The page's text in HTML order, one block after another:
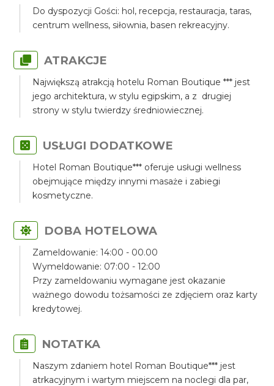
Do dyspozycji Gości: hol, recepcja, restauracja, taras,
centrum wellness, siłownia, basen rekreacyjny.
ATRAKCJE
Największą atrakcją hotelu Roman Boutique *** jest
jego architektura, w stylu egipskim, a z drugiej
strony w stylu twierdzy średniowiecznej.
USŁUGI DODATKOWE
Hotel Roman Boutique*** oferuje usługi wellness
obejmujące między innymi masaże i zabiegi
kosmetyczne.
DOBA HOTELOWA
Zameldowanie: 14:00 - 00.00
Wymeldowanie: 07:00 - 12:00
Przy zameldowaniu wymagane jest okazanie
ważnego dowodu tożsamości ze zdjęciem oraz karty
kredytowej.
NOTATKA
Naszym zdaniem hotel Roman Boutique*** jest
atrkacyjnym i wartym miejscem na noclegi dla par,